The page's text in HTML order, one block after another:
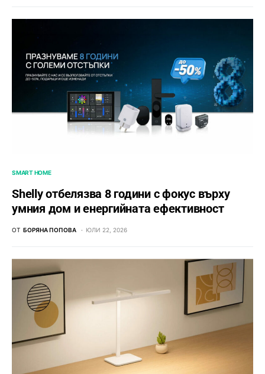
SMART HOME
Shelly отбелязва 8 години с фокус върху
умния дом и енергийната ефективност
ОТ БОРЯНА ПОПОВА ЮЛИ 22, 2026